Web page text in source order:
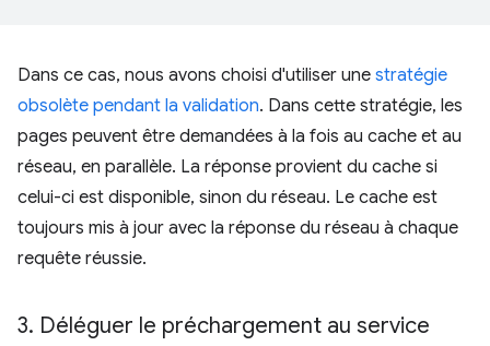
Dans ce cas, nous avons choisi d'utiliser une stratégie
obsolète pendant la validation. Dans cette stratégie, les
pages peuvent être demandées à la fois au cache et au
réseau, en parallèle. La réponse provient du cache si
celui-ci est disponible, sinon du réseau. Le cache est
toujours mis à jour avec la réponse du réseau à chaque
requête réussie.
3. Déléguer le préchargement au service